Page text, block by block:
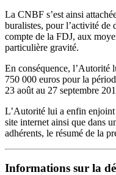
La CNBF s’est ainsi
buralistes, pour l’activité de
compte de la FDJ, aux
particulière gravité.
En conséquence, l’Autorité
750 000 euros pour la
23 août au 27 septembre
L’Autorité lui a enfin enjoint
site internet ainsi que dans
adhérents, le résumé de la
Informations sur la